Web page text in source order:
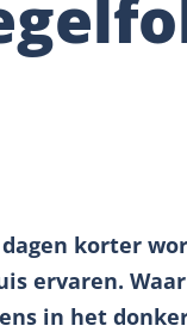
korter
ervaren.
in het